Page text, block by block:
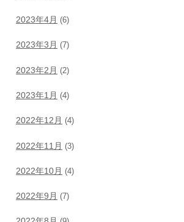
2023年4月 (6)
2023年3月 (7)
2023年2月 (2)
2023年1月 (4)
2022年12月 (4)
2022年11月 (3)
2022年10月 (4)
2022年9月 (7)